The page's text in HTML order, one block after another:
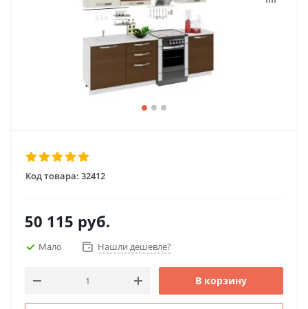
Код товара: 32412
50 115 руб.
Мало Нашли дешевле?
В корзину